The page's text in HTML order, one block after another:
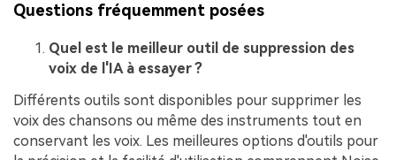
Questions fréquemment posées
Quel est le meilleur outil de suppression des
voix de l'IA à essayer ?
Différents outils sont disponibles pour supprimer les
voix des chansons ou même des instruments tout en
conservant les voix. Les meilleures options d'outils pour